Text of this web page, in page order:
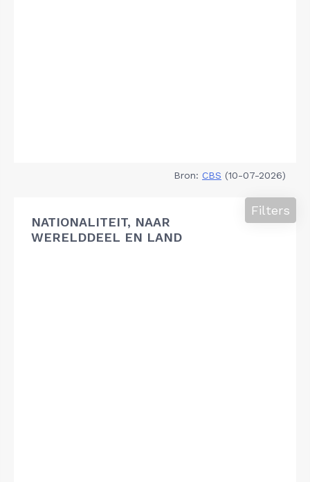
Bron: CBS (10-07-2026)
NATIONALITEIT, NAAR
WERELDDEEL EN LAND
Filters